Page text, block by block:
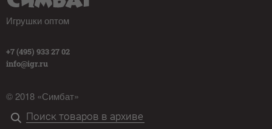
Игрушки оптом
+7 (495) 933 27 02
info@igr.ru
© 2018 «Симбат»